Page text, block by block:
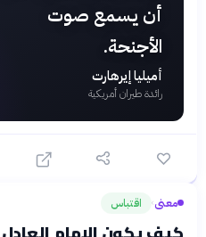
أن يسمع صوت
الأجنحة.
أميليا إيرهارت
رائدة طيران أمريكية
معنى› اقتباس